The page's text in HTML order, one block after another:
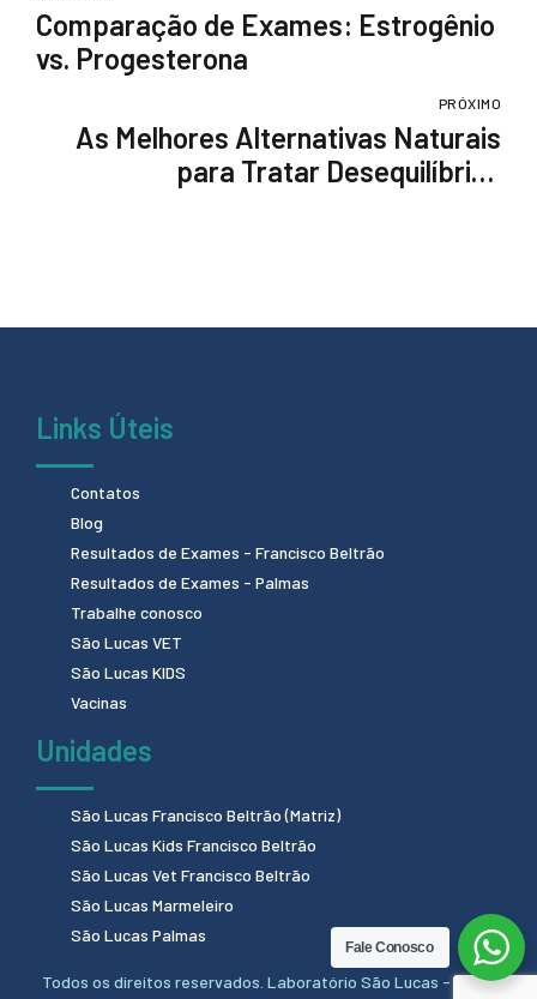
Comparação de Exames: Estrogênio
vs. Progesterona
PRÓXIMO
As Melhores Alternativas Naturais
para Tratar Desequilíbrios
Links Úteis
Contatos
Blog
Resultados de Exames - Francisco Beltrão
Resultados de Exames - Palmas
Trabalhe conosco
São Lucas VET
São Lucas KIDS
Vacinas
Unidades
São Lucas Francisco Beltrão (Matriz)
São Lucas Kids Francisco Beltrão
São Lucas Vet Francisco Beltrão
São Lucas Marmeleiro
São Lucas Palmas
Todos os direitos reservados. Laboratório São Lucas - 2024.
Fale Conosco